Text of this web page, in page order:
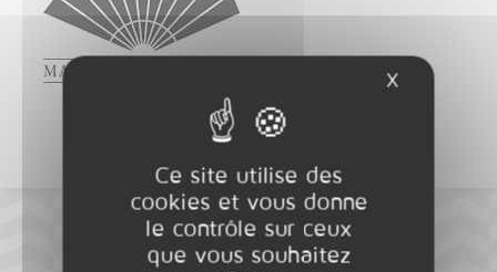
Ce site utilise des
cookies et vous donne
le contrôle sur ceux
que vous souhaitez
X Masquer